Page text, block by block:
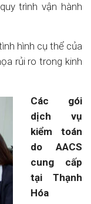
trình vận hành
hình cụ thể của
rủi ro trong kinh
Các gói
dịch vụ
kiểm toán
do AACS
cung cấp
tại Thạnh
Hóa